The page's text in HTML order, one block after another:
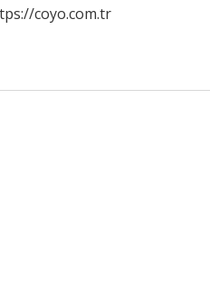
coyo.com.tr